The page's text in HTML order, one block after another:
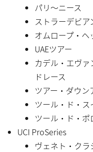
パリ〜ニース
ストラーデビア
オムロープ・ヘ
UAEツアー
カデル・エヴ
ドレース
ツアー・ダウン
ツール・ド・ス
ツール・ド・ポ
UCI ProSeries
ヴェネト・クラ